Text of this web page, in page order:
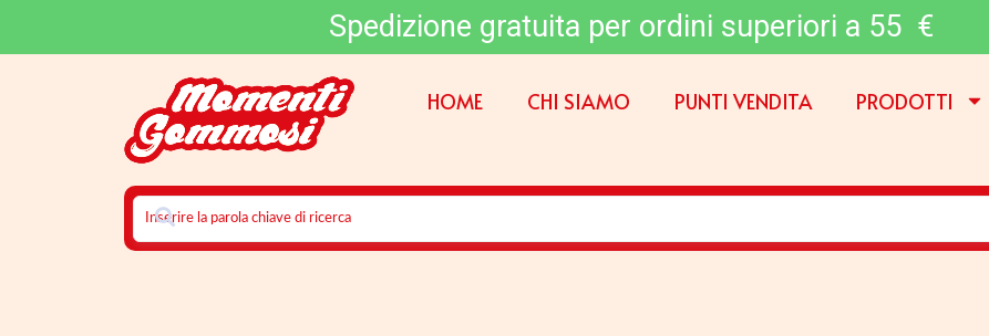
Spedizione gratuita per ordini superiori a 55 €
HOME CHI SIAMO PUNTI VENDITA PRODOTTI